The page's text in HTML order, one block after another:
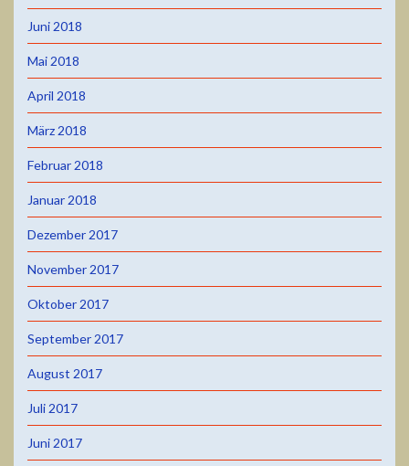
Juni 2018
Mai 2018
April 2018
März 2018
Februar 2018
Januar 2018
Dezember 2017
November 2017
Oktober 2017
September 2017
August 2017
Juli 2017
Juni 2017